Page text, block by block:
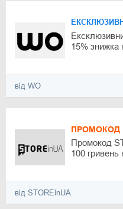
15% знижка
від WO
ПРОМОКОД
Промокод
100
від STOREinUA